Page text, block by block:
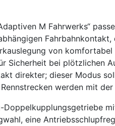
M Fahrwerks“
von
bei plötzlichen
direkter; dieser Modus
werden mit
eine